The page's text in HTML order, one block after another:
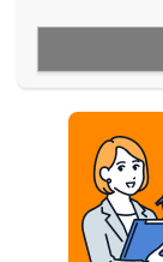
様々な住まい